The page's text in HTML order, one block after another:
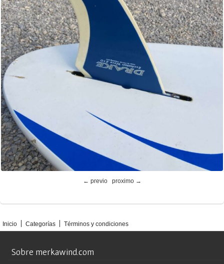
← previo proximo →
Inicio Categorías Términos y condiciones
Sobre merkawind.com